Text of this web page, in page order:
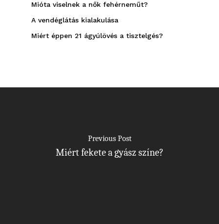
Mióta viselnek a nők fehérneműt?
A vendéglátás kialakulása
Miért éppen 21 ágyúlövés a tisztelgés?
Previous Post
Miért fekete a gyász színe?